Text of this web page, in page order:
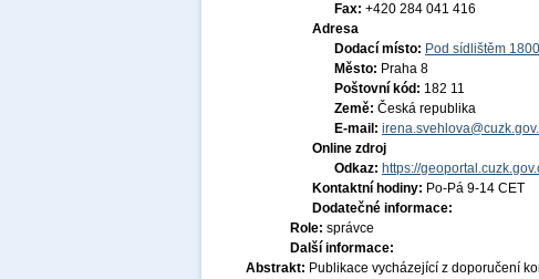
Fax: +420 284 041 416
Adresa
Dodací místo: Pod sídlištěm
Město: Praha 8
Poštovní kód: 182 11
Země: Česká republika
E-mail:
Online zdroj
Odkaz: https://
Kontaktní hodiny: Po-Pá 9-14 CET
Dodatečné informace:
Role: správce
Další informace:
Abstrakt: Publikace vycházející z doporučení